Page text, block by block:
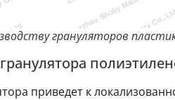
грануляторов
приведет к